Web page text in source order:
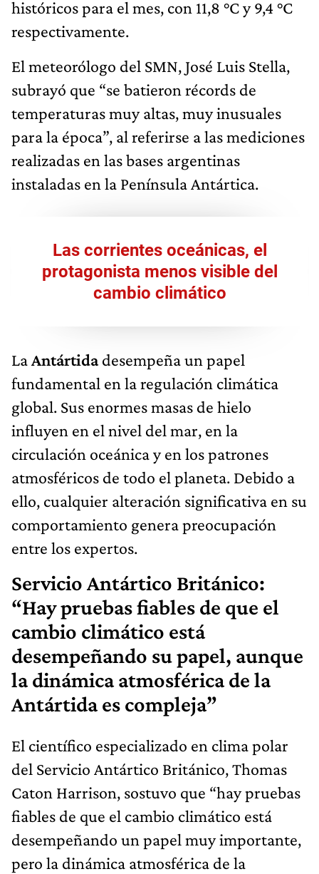
históricos para el mes, con 11,8 °C y 9,4 °C
respectivamente.
El meteorólogo del SMN, José Luis Stella,
subrayó que “se batieron récords de
temperaturas muy altas, muy inusuales
para la época”, al referirse a las mediciones
realizadas en las bases argentinas
instaladas en la Península Antártica.
Las corrientes oceánicas, el
protagonista menos visible del
cambio climático
LaAntártidadesempeña un papel
fundamental en la regulación climática
global. Sus enormes masas de hielo
influyen en el nivel del mar, en la
circulación oceánica y en los patrones
atmosféricos de todo el planeta. Debido a
ello, cualquier alteración significativa en su
comportamiento genera preocupación
entre los expertos.
Servicio Antártico Británico:
“Hay pruebas fiables de que el
cambio climático está
desempeñando su papel, aunque
la dinámica atmosférica de la
Antártida es compleja”
El científico especializado en clima polar
del Servicio Antártico Británico, Thomas
Caton Harrison, sostuvo que “hay pruebas
fiables de que el cambio climático está
desempeñando un papel muy importante,
pero la dinámica atmosférica de la